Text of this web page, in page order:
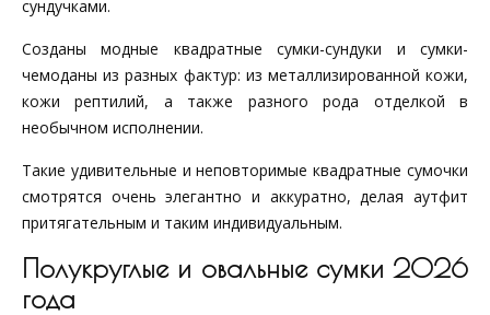
сундучками.
Созданы модные квадратные сумки-сундуки и сумки-
чемоданы из разных фактур: из металлизированной кожи,
кожи рептилий, а также разного рода отделкой в
необычном исполнении.
Такие удивительные и неповторимые квадратные сумочки
смотрятся очень элегантно и аккуратно, делая аутфит
притягательным и таким индивидуальным.
Полукруглые и овальные сумки 2026
года